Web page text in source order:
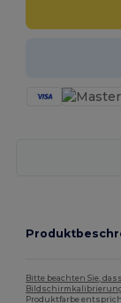
Bitte beachten Sie,
Produktfarbe